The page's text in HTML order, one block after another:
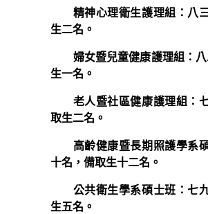
精神心理衛生護理組：八
生二名。
婦女暨兒童健康護理組：
生一名。
老人暨社區健康護理組：
取生二名。
高齡健康暨長期照護學系
十名，備取生十二名。
公共衛生學系碩士班：七
生五名。